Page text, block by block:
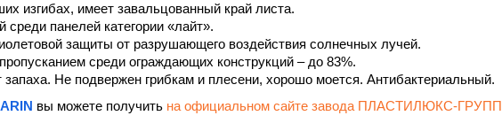
изгибах, имеет завальцованный край листа.
панелей категории «лайт».
защиты от разрушающего воздействия солнечных лучей.
среди ограждающих конструкций – до 83%.
Не подвержен грибкам и плесени, хорошо моется. Антибактериальный.
вы можете получить на официальном сайте завода ПЛАСТИЛЮКС-ГРУПП